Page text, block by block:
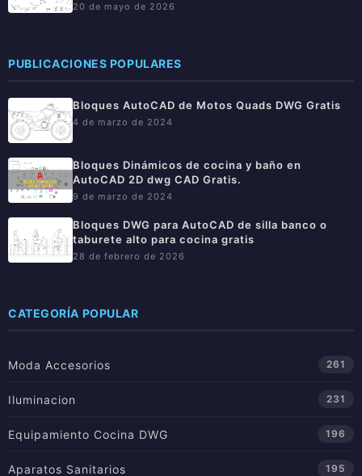
20 de mayo de 2026
PUBLICACIONES POPULARES
Bloques AutoCAD de Motos Quads DWG Gratis
4 de marzo de 2024
Bloques Dinámicos de cocina y baño en
AutoCAD 2D dwg CAD Gratis.
9 de marzo de 2024
Bloques DWG para AutoCAD de silla banco o
taburete alto para cocina gratis
28 de febrero de 2026
CATEGORÍA POPULAR
Moda Accesorios 261
Iluminacion 231
Equipamiento Cocina DWG 196
Aparatos Sanitarios 195